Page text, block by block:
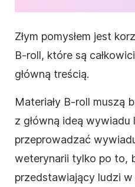
Złym pomysłem jest
B-roll, które są
główną treścią.
Materiały B-roll muszą
z główną ideą wywiadu
przeprowadzać
weterynarii tylko po to,
przedstawiający ludzi w